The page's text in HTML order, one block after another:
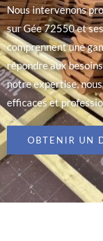
Nous intervenons
sur Gée 72550 et
comprennent une
répondre aux
notre expertise,
efficaces et
OBTENIR UN